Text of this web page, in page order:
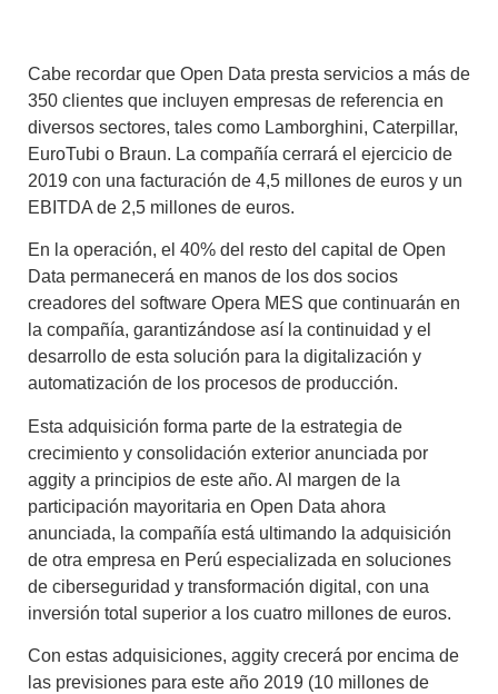
Cabe recordar que Open Data presta servicios a más de
350 clientes que incluyen empresas de referencia en
diversos sectores, tales como Lamborghini, Caterpillar,
EuroTubi o Braun. La compañía cerrará el ejercicio de
2019 con una facturación de 4,5 millones de euros y un
EBITDA de 2,5 millones de euros.
En la operación, el 40% del resto del capital de Open
Data permanecerá en manos de los dos socios
creadores del software Opera MES que continuarán en
la compañía, garantizándose así la continuidad y el
desarrollo de esta solución para la digitalización y
automatización de los procesos de producción.
Esta adquisición forma parte de la estrategia de
crecimiento y consolidación exterior anunciada por
aggity a principios de este año. Al margen de la
participación mayoritaria en Open Data ahora
anunciada, la compañía está ultimando la adquisición
de otra empresa en Perú especializada en soluciones
de ciberseguridad y transformación digital, con una
inversión total superior a los cuatro millones de euros.
Con estas adquisiciones, aggity crecerá por encima de
las previsiones para este año 2019 (10 millones de